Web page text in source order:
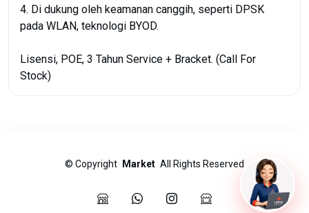
4. Di dukung oleh keamanan canggih, seperti DPSK
pada WLAN, teknologi BYOD.
Lisensi, POE, 3 Tahun Service + Bracket. (Call For
Stock)
© Copyright Market All Rights Reserved